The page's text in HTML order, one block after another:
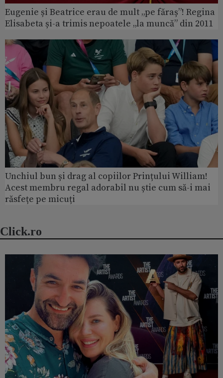
Eugenie și Beatrice erau de mult „pe făraș”! Regina
Elisabeta și-a trimis nepoatele „la muncă” din 2011
Unchiul bun și drag al copiilor Prințului William!
Acest membru regal adorabil nu știe cum să-i mai
răsfețe pe micuți
Click.ro